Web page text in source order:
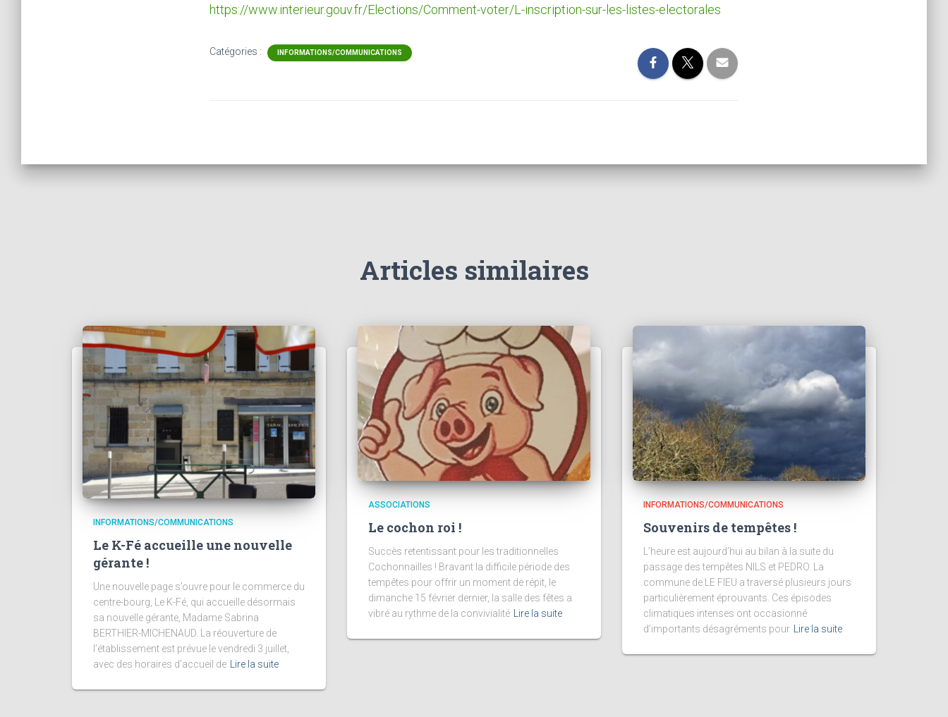
https://www.interieur.gouv.fr/Elections/Comment-voter/L-inscription-sur-les-listes-electorales
Catégories : INFORMATIONS/COMMUNICATIONS
Articles similaires
INFORMATIONS/COMMUNICATIONS
Le K-Fé accueille une nouvelle
gérante !
Une nouvelle page s’ouvre pour le commerce du
centre-bourg, Le K-Fé, qui accueille désormais
sa nouvelle gérante, Madame Sabrina
BERTHIER-MICHENAUD. La réouverture de
l’établissement est prévue le vendredi 3 juillet,
avec des horaires d’accueil de
Lire la suite
ASSOCIATIONS
Le cochon roi !
Succès retentissant pour les traditionnelles
Cochonnailles ! Bravant la difficile période des
tempêtes pour offrir un moment de répit, le
dimanche 15 février dernier, la salle des fêtes a
vibré au rythme de la convivialité
Lire la suite
INFORMATIONS/COMMUNICATIONS
Souvenirs de tempêtes !
L’heure est aujourd’hui au bilan à la suite du
passage des tempêtes NILS et PEDRO. La
commune de LE FIEU a traversé plusieurs jours
particulièrement éprouvants. Ces épisodes
climatiques intenses ont occasionné
d’importants désagréments pour
Lire la suite